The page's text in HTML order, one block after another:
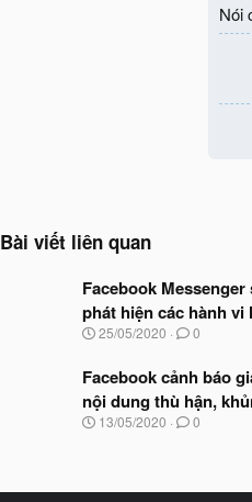
Nói
Bài viết liên quan
Facebook
phát hiện các hành vi
N
y
b
ắ
u
25/05/2020 0
Facebook cảnh báo
nội dung thù hận,
N
b
13/05/2020 0